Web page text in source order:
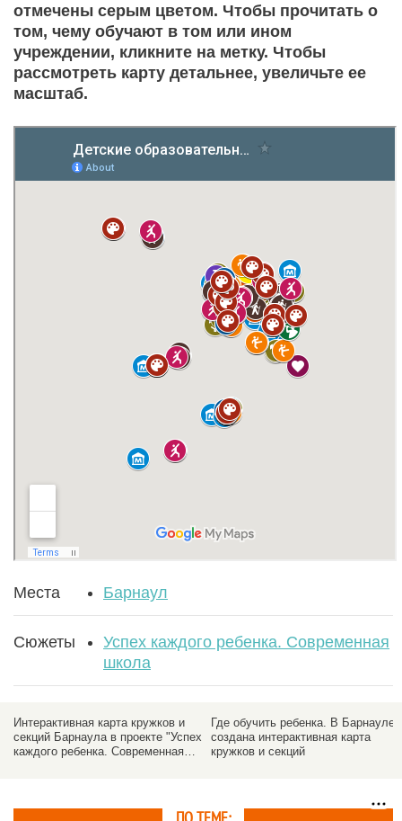
отмечены серым цветом. Чтобы прочитать о
том, чему обучают в том или ином
учреждении, кликните на метку. Чтобы
рассмотреть карту детальнее, увеличьте ее
масштаб.
Места Барнаул
Сюжеты
Успех каждого ребенка. Современная
школа
Интерактивная карта кружков и
секций Барнаула в проекте "Успех
каждого ребенка. Современная
Где обучить ребенка. В Барнауле
создана интерактивная карта
кружков и секций